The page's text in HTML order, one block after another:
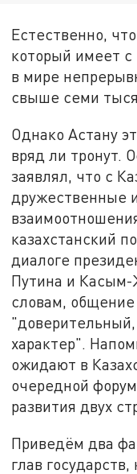
Естественно,
который имеет
в мире
свыше семи
Однако Астану
вряд ли тронут.
заявлял, что с
дружественные
казахстанский
диалоге
Путина и Касым-
словам, общение
характер".
ожидают в
очередной
развития двух
Приведём два
глав